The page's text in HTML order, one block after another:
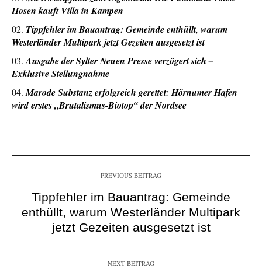
Hosen kauft Villa in Kampen
Tippfehler im Bauantrag: Gemeinde enthüllt, warum
Westerländer Multipark jetzt Gezeiten ausgesetzt ist
Ausgabe der Sylter Neuen Presse verzögert sich –
Exklusive Stellungnahme
Marode Substanz erfolgreich gerettet: Hörnumer Hafen
wird erstes „Brutalismus-Biotop“ der Nordsee
PREVIOUS BEITRAG
Tippfehler im Bauantrag: Gemeinde
enthüllt, warum Westerländer Multipark
jetzt Gezeiten ausgesetzt ist
NEXT BEITRAG